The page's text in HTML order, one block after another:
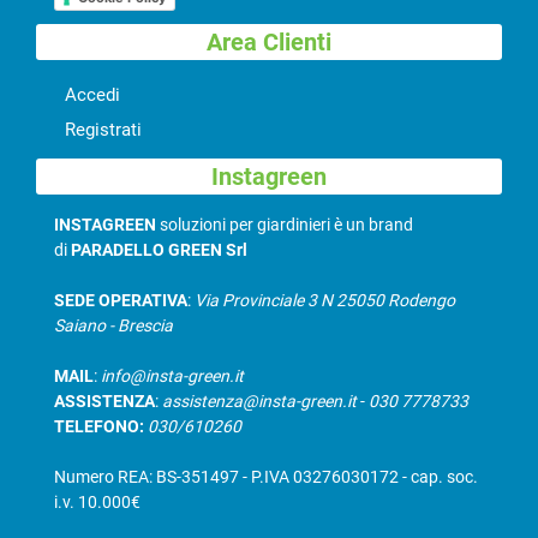
Area Clienti
Accedi
Registrati
Instagreen
INSTAGREEN soluzioni per giardinieri è un brand
diPARADELLO GREEN Srl
SEDE OPERATIVA: Via Provinciale 3 N 25050 Rodengo
Saiano - Brescia
MAIL: info@insta-green.it
ASSISTENZA: assistenza@insta-green.it- 030 7778733
TELEFONO: 030/610260
Numero REA: BS-351497 - P.IVA 03276030172 - cap. soc.
i.v. 10.000€